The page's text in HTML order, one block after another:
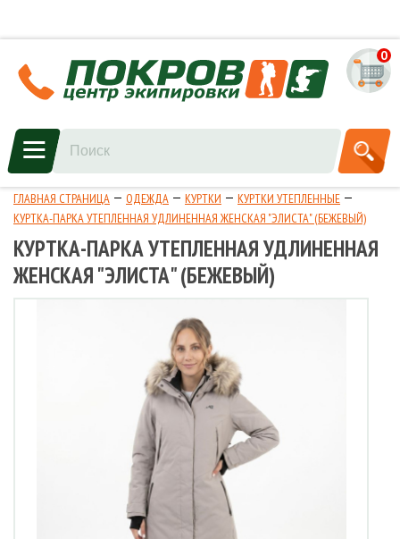
0
ГЛАВНАЯ СТРАНИЦА ОДЕЖДА КУРТКИ
КУРТКИ УТЕПЛЕННЫЕ
КУРТКА-ПАРКА УТЕПЛЕННАЯ УДЛИНЕННАЯ ЖЕНСКАЯ "ЭЛИСТА" (БЕЖЕВЫЙ)
КУРТКА-ПАРКА УТЕПЛЕННАЯ УДЛИНЕННАЯ
ЖЕНСКАЯ "ЭЛИСТА" (БЕЖЕВЫЙ)